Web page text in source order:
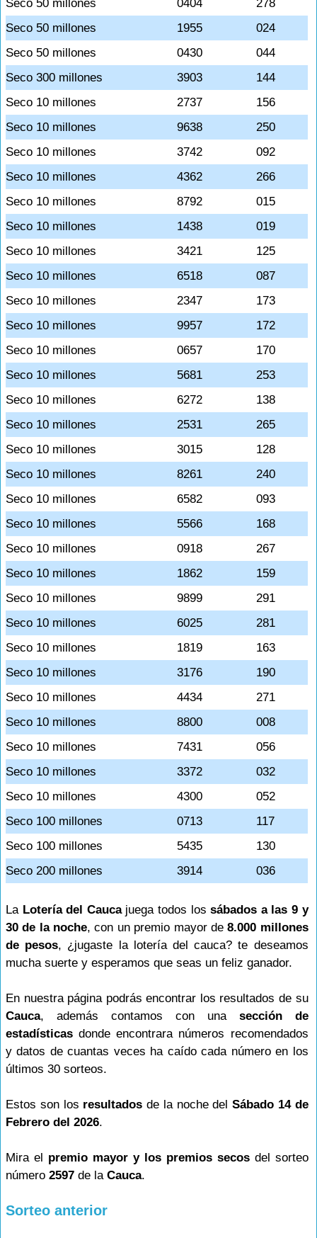
Seco 50 millones
0404
278
Seco 50 millones
1955
024
Seco 50 millones
0430
044
Seco 300 millones
3903
144
Seco 10 millones
2737
156
Seco 10 millones
9638
250
Seco 10 millones
3742
092
Seco 10 millones
4362
266
Seco 10 millones
8792
015
Seco 10 millones
1438
019
Seco 10 millones
3421
125
Seco 10 millones
6518
087
Seco 10 millones
2347
173
Seco 10 millones
9957
172
Seco 10 millones
0657
170
Seco 10 millones
5681
253
Seco 10 millones
6272
138
Seco 10 millones
2531
265
Seco 10 millones
3015
128
Seco 10 millones
8261
240
Seco 10 millones
6582
093
Seco 10 millones
5566
168
Seco 10 millones
0918
267
Seco 10 millones
1862
159
Seco 10 millones
9899
291
Seco 10 millones
6025
281
Seco 10 millones
1819
163
Seco 10 millones
3176
190
Seco 10 millones
4434
271
Seco 10 millones
8800
008
Seco 10 millones
7431
056
Seco 10 millones
3372
032
Seco 10 millones
4300
052
Seco 100 millones
0713
117
Seco 100 millones
5435
130
Seco 200 millones
3914 036
La Lotería del Caucajuega todos lossábados a las 9 y
30 de la noche, con un premio mayor de8.000 millones
de pesos, ¿jugaste la lotería del cauca? te deseamos
mucha suerte y esperamos que seas un feliz ganador.
En nuestra página podrás encontrar los resultados de su
Cauca, además contamos con una sección de
estadísticas donde encontrara números recomendados
y datos de cuantas veces ha caído cada número en los
últimos 30 sorteos.
Estos son los resultados de la noche delSábado 14 de
Febrero del 2026.
Mira el premio mayor y los premios secosdel sorteo
número 2597 de la Cauca.
Sorteo anterior